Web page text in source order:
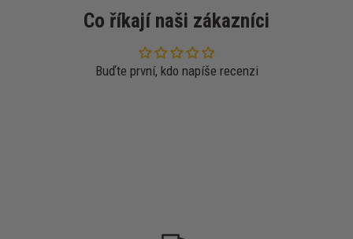
Co říkají naši zákazníci
Buďte první, kdo napíše recenzi